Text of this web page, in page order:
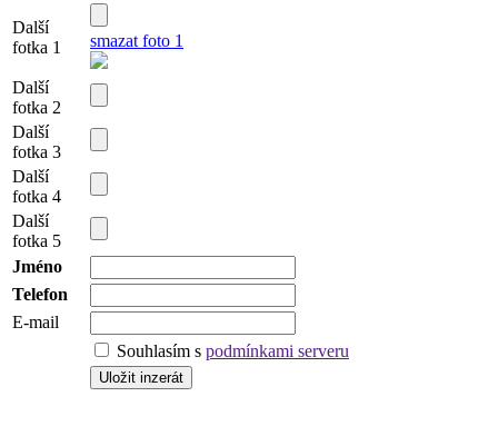
Další
fotka 1
smazat foto 1
Další
fotka 2
Další
fotka 3
Další
fotka 4
Další
fotka 5
Jméno
Telefon
E-mail
Souhlasím s podmínkami serveru